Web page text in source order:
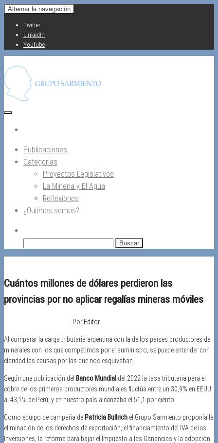
Saltar
contenido
Alternar la navegación
Twitter
LinkedIn
Youtube
Publicaciones
Categorias
Proyectos Legislativos
La Mineria y El Agua
Reflexiones
¿Quiénes somos?
Cuántos millones de dólares perdieron las
provincias por no aplicar regalías mineras móviles
Por Editor
Al comparar la carga tributaria argentina con la de los países productores de
minerales con los que competimos por el suministro, se puede entender con
claridad las causas por las que nos esquivaban.
Según una publicación del Banco Mundial del 2022 la tasa tributaria para el
cobre de los primeros productores mundiales fluctúa entre un 30,9% en EEUU
al 43,1% de Perú; y en nuestro país alcanzaba el 51,1 por ciento.
Como equipo de campaña de Patricia Bullrich el Grupo Sarmiento proponía la
eliminación de los derechos de exportación, el financiamiento del IVA de las
Inversiones, la reforma para bajar el Impuesto a las Ganancias y la adopción